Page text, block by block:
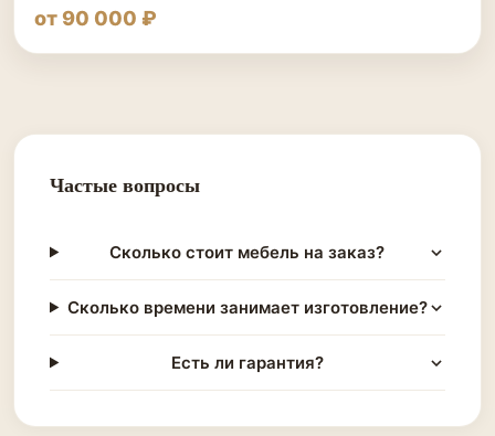
от 90 000 ₽
Частые вопросы
Сколько стоит мебель на заказ?
Сколько времени занимает изготовление?
Есть ли гарантия?